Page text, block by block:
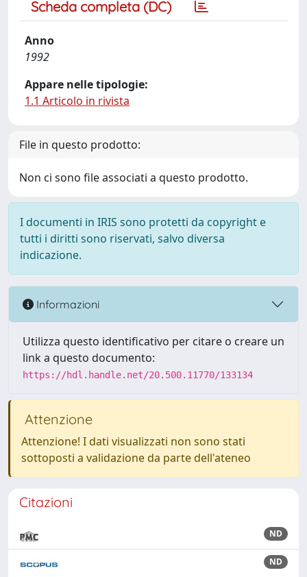
Scheda completa (DC)
Anno
1992
Appare nelle tipologie:
1.1 Articolo in rivista
File in questo prodotto:
Non ci sono file associati a questo prodotto.
I documenti in IRIS sono protetti da copyright e
tutti i diritti sono riservati, salvo diversa
indicazione.
Informazioni
Utilizza questo identificativo per citare o creare un
link a questo documento:
https://hdl.handle.net/20.500.11770/133134
Attenzione
Attenzione! I dati visualizzati non sono stati
sottoposti a validazione da parte dell'ateneo
Citazioni
ND
ND